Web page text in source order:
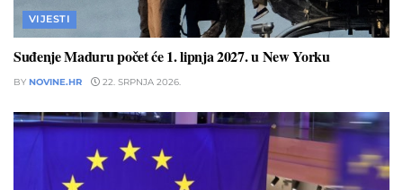
VIJESTI
Suđenje Maduru počet će 1. lipnja 2027. u New Yorku
BY NOVINE.HR 22. SRPNJA 2026.